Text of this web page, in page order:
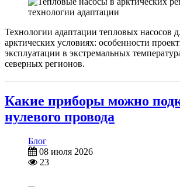
Технологии адаптации тепловых насосов
арктических условиях: особенности
эксплуатации в экстремальных
северных регионов.
Какие приборы можно
нулевого провода
Блог
08 июля 2026
23